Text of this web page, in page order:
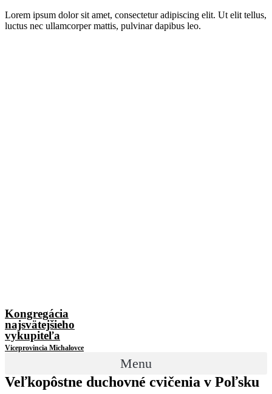
Lorem ipsum dolor sit amet, consectetur adipiscing elit. Ut elit tellus,
luctus nec ullamcorper mattis, pulvinar dapibus leo.
Kongregácia
najsvätejšieho
vykupiteľa
Viceprovincia Michalovce
Menu
Veľkopôstne duchovné cvičenia v Poľsku